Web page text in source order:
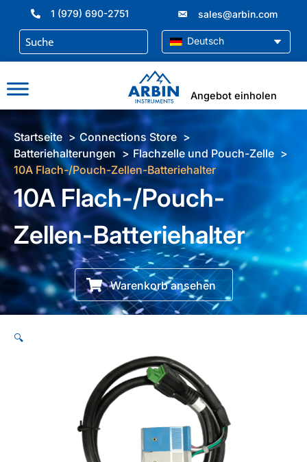
springen
1 (979) 690-2751 sales@arbin.com
Deutsch
Angebot einholen
Startseite
Connections Store
Batteriehalterungen
Flachzelle und Pouch-Zelle
10A Flach-/Pouch-Zellen-Batteriehalter
10A Flach-/Pouch-
Zellen-Batteriehalter
Warenkorb ansehen
🔍